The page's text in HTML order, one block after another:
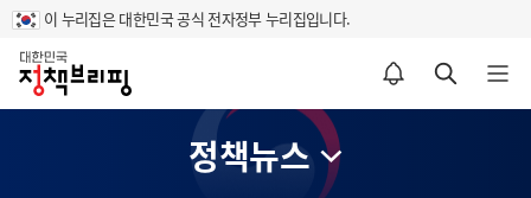
이 누리집은 대한민국 공식 전자정부 누리집입니다.
홈
알림설정 바로가기 검색 바로가기 메뉴 열기
정책뉴스